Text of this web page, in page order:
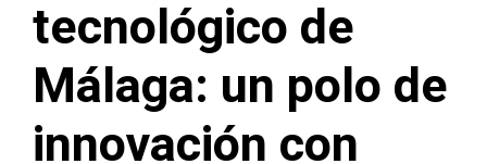
tecnológico de
Málaga: un polo de
innovación con